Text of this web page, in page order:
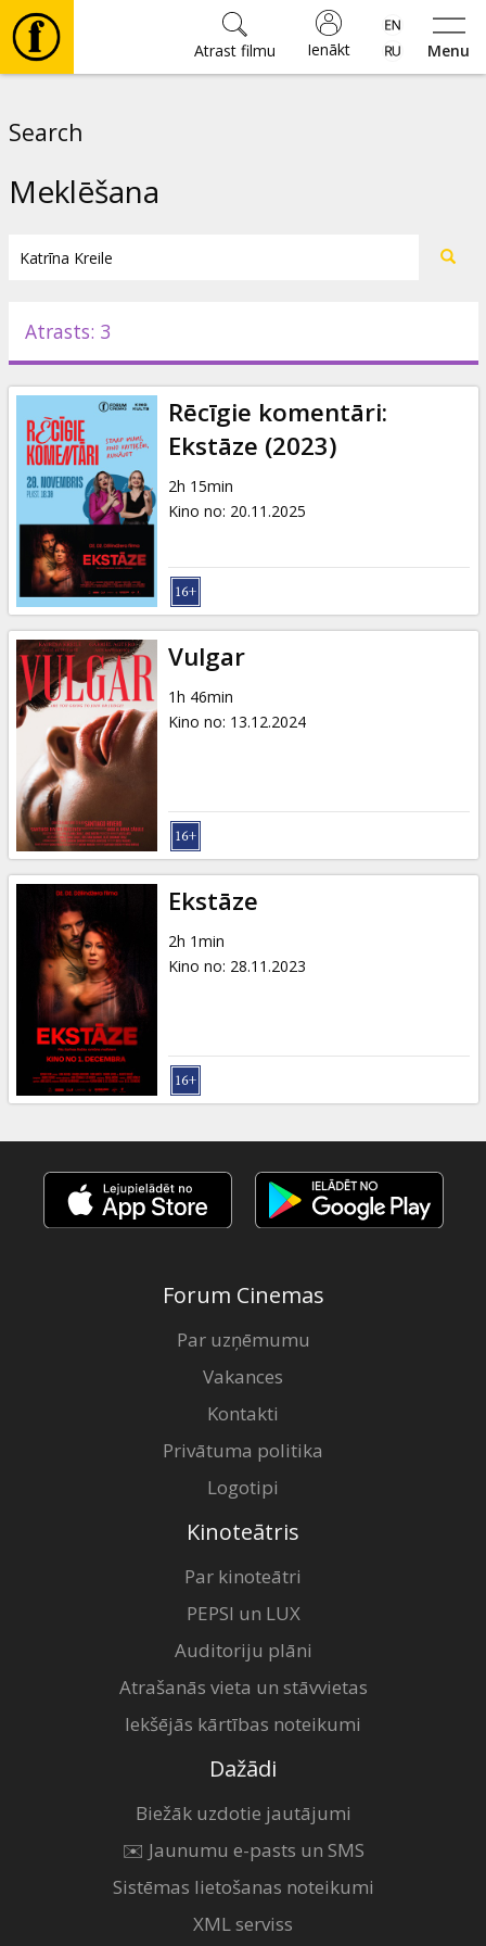
Menu
Ienākt
Atrast filmu
Pasākumi
Ziņas
Dāvanu
kartes
Uzkodas
B2B
Kino
Klubs
Search
Meklēšana
Atrasts: 3
Rēcīgie komentāri:
Ekstāze (2023)
2h 15min
Kino no: 20.11.2025
Vulgar
1h 46min
Kino no: 13.12.2024
Ekstāze
2h 1min
Kino no: 28.11.2023
Forum Cinemas
Par uzņēmumu
Vakances
Kontakti
Privātuma politika
Logotipi
Kinoteātris
Par kinoteātri
PEPSI un LUX
Auditoriju plāni
Atrašanās vieta un stāvvietas
Iekšējās kārtības noteikumi
Dažādi
Biežāk uzdotie jautājumi
✉️ Jaunumu e-pasts un SMS
Sistēmas lietošanas noteikumi
XML serviss